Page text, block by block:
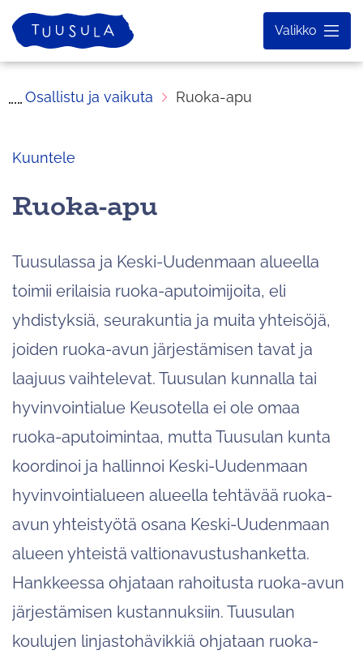
Siirry
sisältöön
Etusivu
Valikko
Osallistu ja vaikuta Ruoka-apu
Kuuntele
Ruoka-apu
Tuusulassa ja Keski-Uudenmaan alueella
toimii erilaisia ruoka-aputoimijoita, eli
yhdistyksiä, seurakuntia ja muita yhteisöjä,
joiden ruoka-avun järjestämisen tavat ja
laajuus vaihtelevat. Tuusulan kunnalla tai
hyvinvointialue Keusotella ei ole omaa
ruoka-aputoimintaa, mutta Tuusulan kunta
koordinoi ja hallinnoi Keski-Uudenmaan
hyvinvointialueen alueella tehtävää ruoka-
avun yhteistyötä osana Keski-Uudenmaan
alueen yhteistä valtionavustushanketta.
Hankkeessa ohjataan rahoitusta ruoka-avun
järjestämisen kustannuksiin. Tuusulan
koulujen linjastohävikkiä ohjataan ruoka-